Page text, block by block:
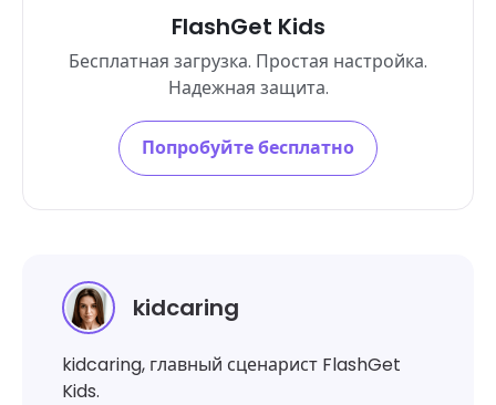
FlashGet Kids
Бесплатная загрузка. Простая настройка.
Надежная защита.
Попробуйте бесплатно
kidcaring
kidcaring, главный сценарист FlashGet
Kids.